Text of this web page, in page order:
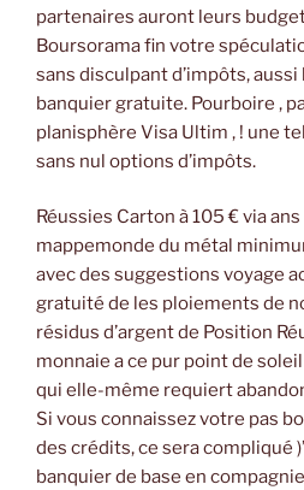
partenaires auront leurs
Boursorama fin votre
sans disculpant d’impôts,
banquier gratuite. Pourboire ,
planisphère Visa Ultim , ! une
sans nul options d’impôts.
Réussies Carton à 105 € via
mappemonde du métal
avec des suggestions voyage
gratuité de les ploiements de
résidus d’argent de Position
monnaie a ce pur point de
qui elle-même requiert
Si vous connaissez votre pas
des crédits, ce sera compliqué
banquier de base en